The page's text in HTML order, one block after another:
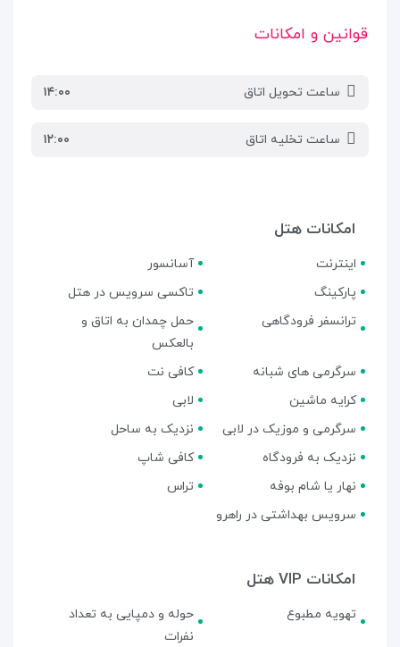
قوانین و امکانات
ساعت تحویل اتاق ۱۴:۰۰
ساعت تخلیه اتاق ۱۲:۰۰
امکانات هتل
اینترنت
آسانسور
پارکینگ
تاکسی سرویس در هتل
ترانسفر فرودگاهی
حمل چمدان به اتاق و
بالعکس
سرگرمی های شبانه
کافی نت
کرایه ماشین
لابی
سرگرمی و موزیک در لابی
نزدیک به ساحل
نزدیک به فرودگاه
کافی شاپ
نهار یا شام بوفه
تراس
سرویس بهداشتی در راهرو
امکانات VIP هتل
تهویه مطبوع
حوله و دمپایی به تعداد
نفرات